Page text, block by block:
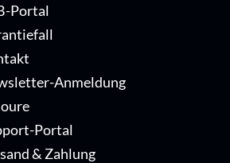
Portal
Anmeldung
Portal
& Zahlung